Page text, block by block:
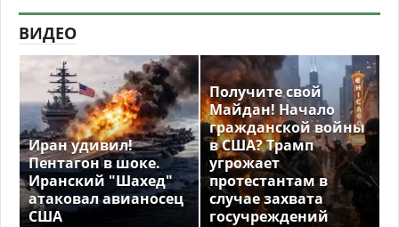
ВИДЕО
Иран удивил!
Пентагон в шоке.
Иранский "Шахед"
атаковал авианосец
США
Получите свой
Майдан! Начало
гражданской войны
в США? Трамп
угрожает
протестантам в
случае захвата
госучреждений